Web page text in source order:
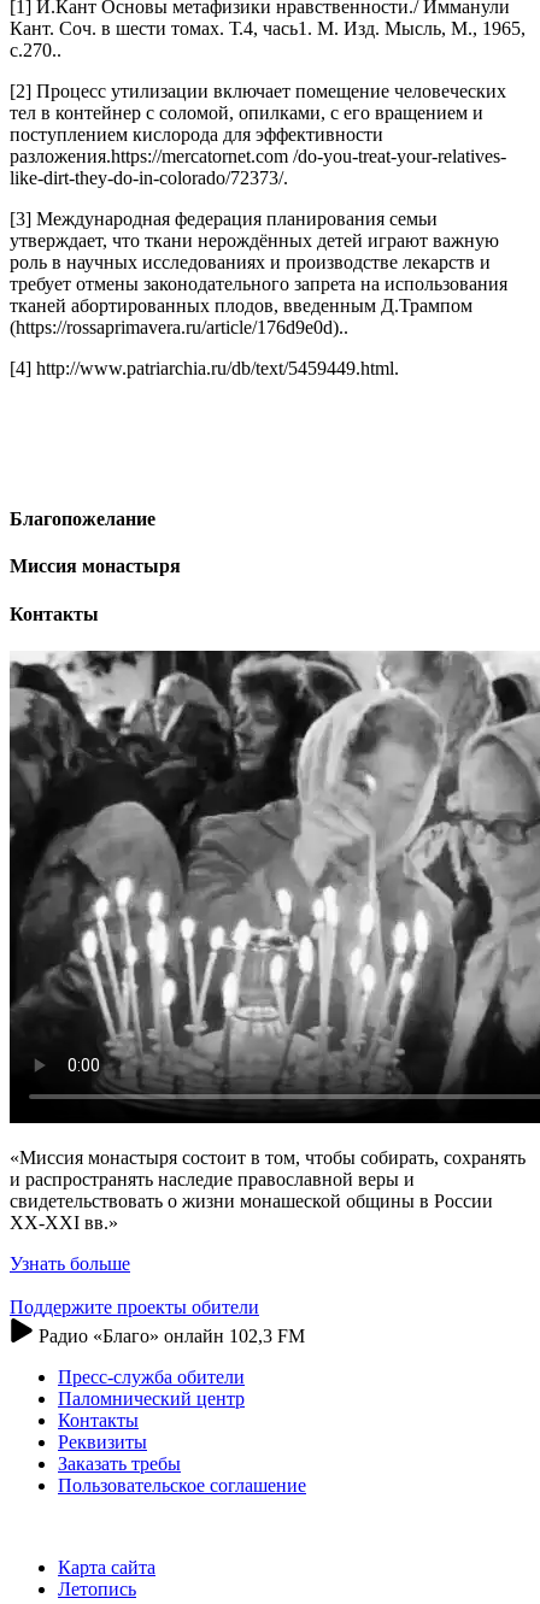
[1] И.Кант Основы метафизики нравственности./ Имманули
Кант. Соч. в шести томах. Т.4, чась1. М. Изд. Мысль, М., 1965,
с.270..
[2] Процесс утилизации включает помещение человеческих
тел в контейнер с соломой, опилками, с его вращением и
поступлением кислорода для эффективности
разложения.https://mercatornet.com /do-you-treat-your-relatives-
like-dirt-they-do-in-colorado/72373/.
[3] Международная федерация планирования семьи
утверждает, что ткани нерождённых детей играют важную
роль в научных исследованиях и производстве лекарств и
требует отмены законодательного запрета на использования
тканей абортированных плодов, введенным Д.Трампом
(https://rossaprimavera.ru/article/176d9e0d)..
[4] http://www.patriarchia.ru/db/text/5459449.html.
Благопожелание
Миссия монастыря
Контакты
«Миссия монастыря состоит в том, чтобы собирать, сохранять
и распространять наследие православной веры и
свидетельствовать о жизни монашеской общины в России
XX-XXI вв.»
Узнать больше
Поддержите проекты обители
Радио «Благо» онлайн 102,3 FM
Пресс-служба обители
Паломнический центр
Контакты
Реквизиты
Заказать требы
Пользовательское соглашение
Карта сайта
Летопись